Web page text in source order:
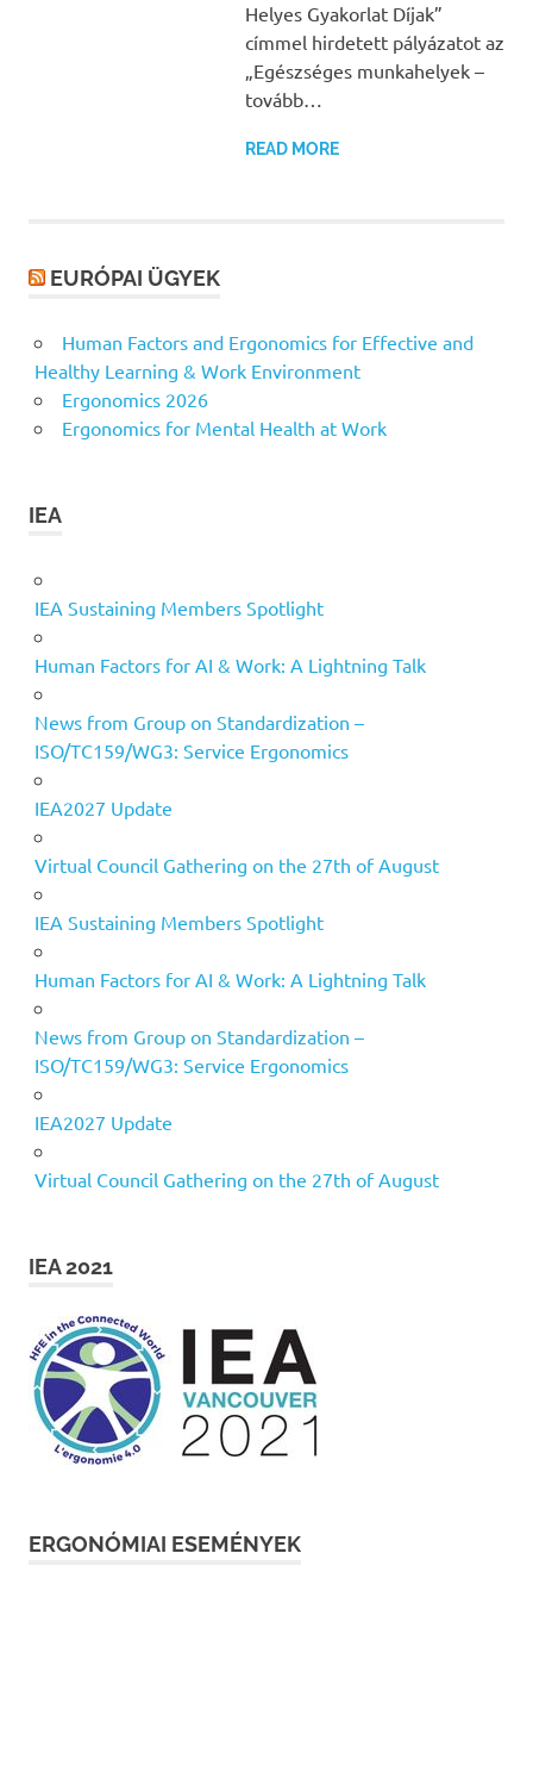
Helyes Gyakorlat Díjak”
címmel hirdetett pályázatot az
„Egészséges munkahelyek –
tovább…
READ MORE
EURÓPAI ÜGYEK
Human Factors and Ergonomics for Effective and
Healthy Learning & Work Environment
Ergonomics 2026
Ergonomics for Mental Health at Work
IEA
IEA Sustaining Members Spotlight
Human Factors for AI & Work: A Lightning Talk
News from Group on Standardization –
ISO/TC159/WG3: Service Ergonomics
IEA2027 Update
Virtual Council Gathering on the 27th of August
IEA Sustaining Members Spotlight
Human Factors for AI & Work: A Lightning Talk
News from Group on Standardization –
ISO/TC159/WG3: Service Ergonomics
IEA2027 Update
Virtual Council Gathering on the 27th of August
IEA 2021
ERGONÓMIAI ESEMÉNYEK